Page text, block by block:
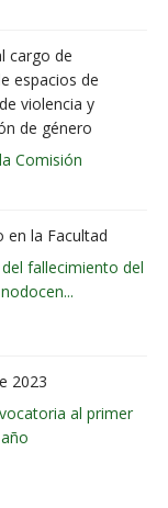
cargo de
espacios de
violencia y
de género
Comisión
en la Facultad
fallecimiento del
2023
al primer